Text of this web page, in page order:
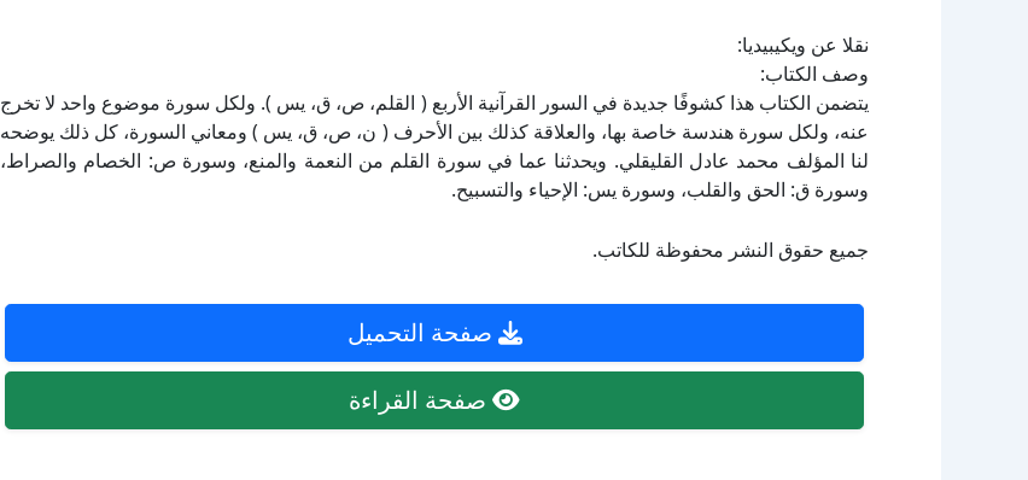
نقلا عن ويكيبيديا:
وصف الكتاب:
يتضمن الكتاب هذا كشوفًا جديدة في السور القرآنية الأربع ( القلم، ص، ق، يس ). ولكل سورة موضوع واحد لا تخرج
عنه، ولكل سورة هندسة خاصة بها، والعلاقة كذلك بين الأحرف ( ن، ص، ق، يس ) ومعاني السورة، كل ذلك يوضحه
لنا المؤلف محمد عادل القليقلي. ويحدثنا عما في سورة القلم من النعمة والمنع، وسورة ص: الخصام والصراط،
وسورة ق: الحق والقلب، وسورة يس: الإحياء والتسبيح.
جميع حقوق النشر محفوظة للكاتب.
صفحة التحميل
صفحة القراءة